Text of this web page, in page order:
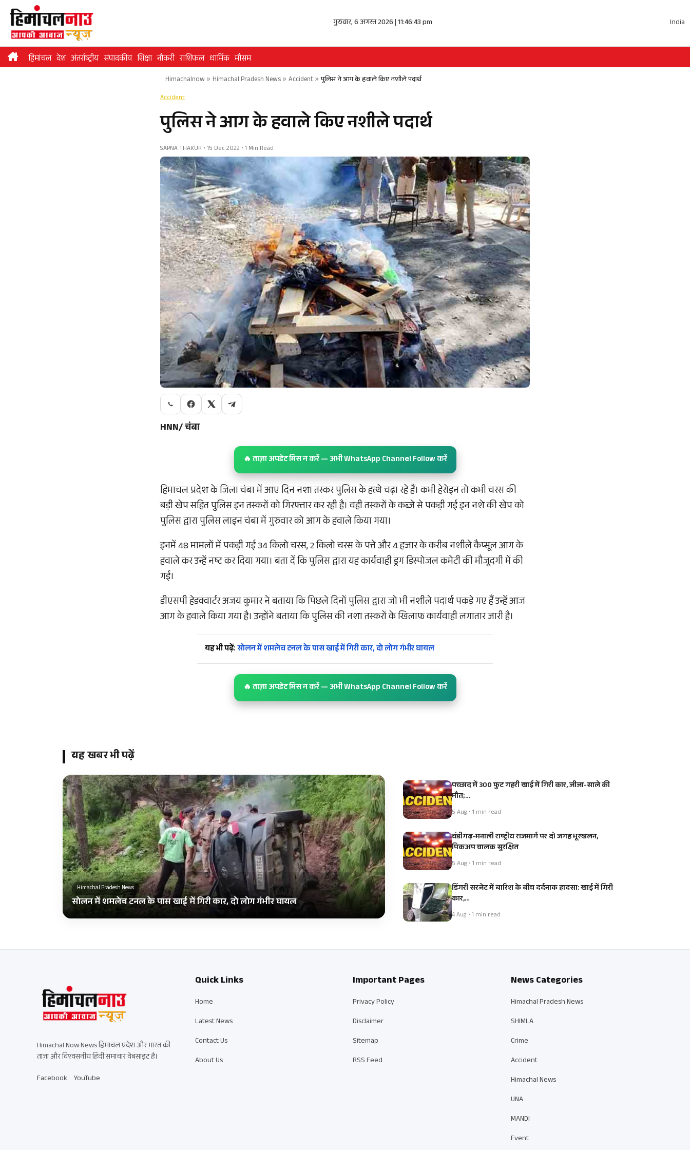
Skip
content
गुरुवार, 6 अगस्त 2026 | 11:46:43 pm India
हिमांचल देश अंतर्राष्ट्रीय संपादकीय शिक्षा नौकरी राशिफल धार्मिक मौसम
Himachalnow» Himachal Pradesh News» Accident» पुलिस ने आग के हवाले किए नशीले पदार्थ
Accident
पुलिस ने आग के हवाले किए नशीले पदार्थ
SAPNA THAKUR • 15 Dec 2022 • 1 Min Read
HNN/ चंबा
🔥 ताज़ा अपडेट मिस न करें — अभी WhatsApp Channel Follow करें
हिमाचल प्रदेश के जिला चंबा में आए दिन नशा तस्कर पुलिस के हत्थे चढ़ा रहे हैं। कभी हेरोइन तो कभी चरस की
बड़ी खेप सहित पुलिस इन तस्करों को गिरफ्तार कर रही है। वही तस्करों के कब्जे से पकड़ी गई इन नशे की खेप को
पुलिस द्वारा पुलिस लाइन चंबा में गुरुवार को आग के हवाले किया गया।
इनमें 48 मामलों में पकड़ी गई 34 किलो चरस, 2 किलो चरस के पत्ते और 4 हजार के करीब नशीले कैप्सूल आग के
हवाले कर उन्हें नष्ट कर दिया गया। बता दें कि पुलिस द्वारा यह कार्यवाही ड्रग डिस्पोजल कमेटी की मौजूदगी में की
गई।
डीएसपी हेडक्वार्टर अजय कुमार ने बताया कि पिछले दिनों पुलिस द्वारा जो भी नशीले पदार्थ पकड़े गए हैं उन्हें आज
आग के हवाले किया गया है। उन्होंने बताया कि पुलिस की नशा तस्करों के खिलाफ कार्यवाही लगातार जारी है।
यह भी पढ़ें:सोलन में शमलेच टनल के पास खाई में गिरी कार, दो लोग गंभीर घायल
🔥 ताज़ा अपडेट मिस न करें — अभी WhatsApp Channel Follow करें
यह खबर भी पढ़ें
Himachal Pradesh News
सोलन में शमलेच टनल के पास खाई में गिरी कार, दो लोग गंभीर घायल
पच्छाद में 300 फुट गहरी खाई में गिरी कार, जीजा-साले की
मौत;…
5 Aug • 1 min read
चंडीगढ़-मनाली राष्ट्रीय राजमार्ग पर दो जगह भूस्खलन,
पिकअप चालक सुरक्षित
5 Aug • 1 min read
डिंगरी सरजेट में बारिश के बीच दर्दनाक हादसा: खाई में गिरी
कार,…
4 Aug • 1 min read
Himachal Now News हिमाचल प्रदेश और भारत की
ताज़ा और विश्वसनीय हिंदी समाचार वेबसाइट है।
Facebook YouTube
Quick Links
Home
Latest News
Contact Us
About Us
Important Pages
Privacy Policy
Disclaimer
Sitemap
RSS Feed
News Categories
Himachal Pradesh News
SHIMLA
Crime
Accident
Himachal News
UNA
MANDI
Event